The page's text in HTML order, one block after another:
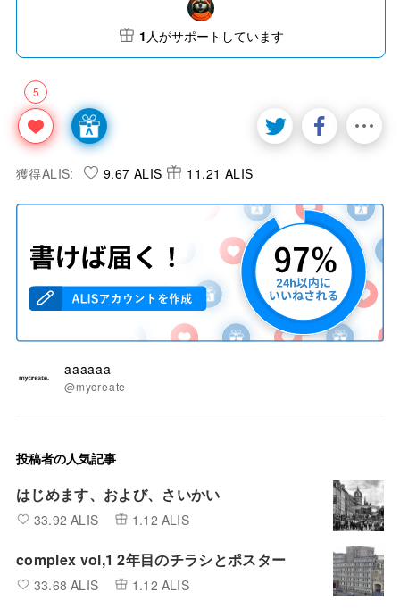
5
1 人がサポートしています
獲得ALIS: 9.67 ALIS 11.21 ALIS
aaaaaa
@mycreate
投稿者の人気記事
はじめます、および、さいかい
33.92 ALIS 1.12 ALIS
complex vol,1 2年目のチラシとポスター
33.68 ALIS 1.12 ALIS